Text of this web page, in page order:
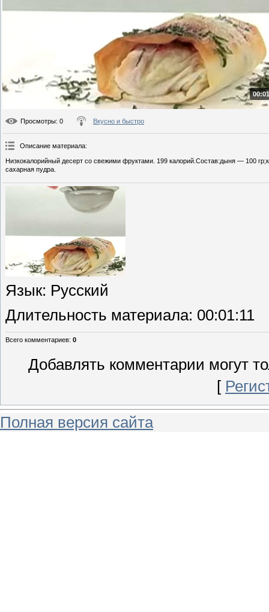
Просмотры: 0 Вкусно и быстро
Описание материала:
Низкокалорийный десерт со свежими фруктами. 199 калорий.Состав:дыня — 100
сахарная пудра.
Язык: Русский
Длительность материала: 00:01:11
Всего комментариев: 0
Добавлять комментарии могут
[
Полная версия сайта